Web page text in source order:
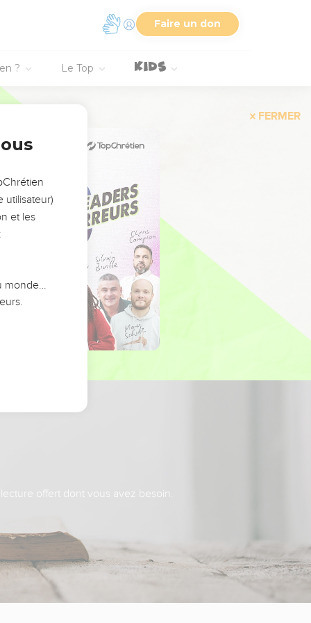
Faire un don
? Le Top
FERMER
offert dont vous avez besoin.
utilisateur)
et les
monde…